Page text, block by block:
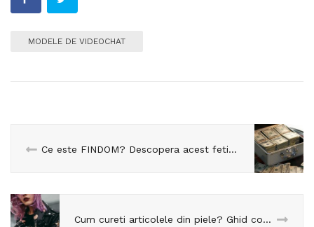
MODELE DE VIDEOCHAT
Ce este FINDOM? Descopera acest fetis din experienta unui model de videochat de succes!
Cum cureti articolele din piele? Ghid complet despre intretinerea accesoriilor speciale din videochat